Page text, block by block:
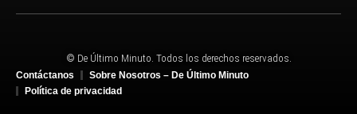
© De Último Minuto. Todos los derechos reservados.
Contáctanos
Sobre Nosotros – De Último Minuto
Política de privacidad